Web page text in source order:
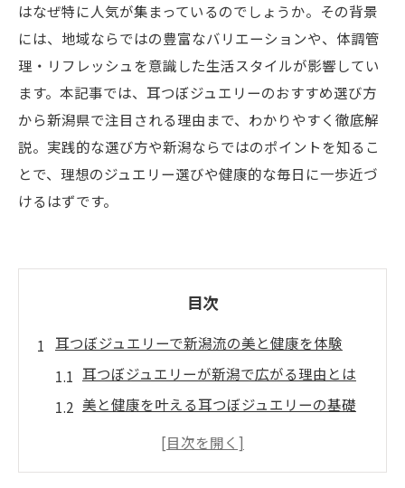
はなぜ特に人気が集まっているのでしょうか。その背景
には、地域ならではの豊富なバリエーションや、体調管
理・リフレッシュを意識した生活スタイルが影響してい
ます。本記事では、耳つぼジュエリーのおすすめ選び方
から新潟県で注目される理由まで、わかりやすく徹底解
説。実践的な選び方や新潟ならではのポイントを知るこ
とで、理想のジュエリー選びや健康的な毎日に一歩近づ
けるはずです。
目次
耳つぼジュエリーで新潟流の美と健康を体験
耳つぼジュエリーが新潟で広がる理由とは
美と健康を叶える耳つぼジュエリーの基礎